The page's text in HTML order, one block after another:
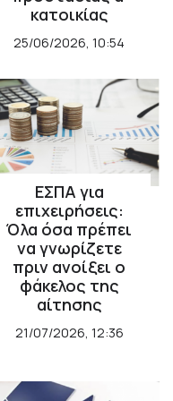
με
η
κατοικίας
25/06/2026, 10:54
ΕΣΠΑ για
επιχειρήσεις:
Όλα όσα πρέπει
να γνωρίζετε
πριν ανοίξει ο
φάκελος της
αίτησης
21/07/2026, 12:36